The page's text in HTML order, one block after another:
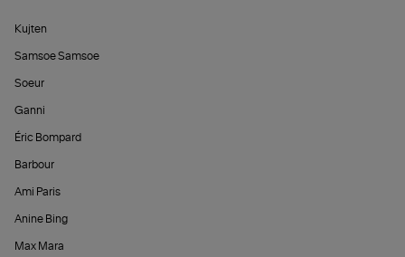
Kujten
Samsoe Samsoe
Soeur
Ganni
Éric Bompard
Barbour
Ami Paris
Anine Bing
Max Mara